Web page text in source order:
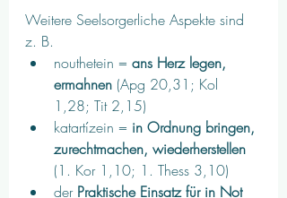
Weitere Seelsorgerliche Aspekte sind
z. B.
nouthetein = ans Herz legen,
ermahnen (Apg 20,31; Kol
1,28; Tit 2,15)
katartízein = in Ordnung bringen,
zurechtmachen, wiederherstellen
(1. Kor 1,10; 1. Thess 3,10)
der Praktische Einsatz für in Not